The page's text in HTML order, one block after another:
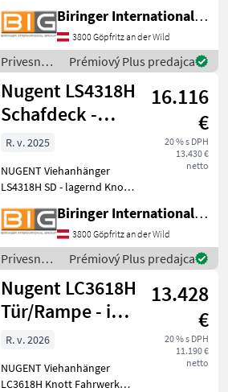
ZULAUF Knott Fahrwerk
und Auflaufbremse
Parabelblattfedern ***
Biringer International GmbH
3800 Göpfritz an der Wild
Privesné
vozíky /
Nugent
Prémiový Plus predajca
Nugent LS4318H
Schafdeck -
lagernd
16.116
€
20 % s DPH
13.430 €
netto
R. v. 2025
NUGENT Viehanhänger
LS4318H SD - lagernd Knott
Auflaufbremse
Parabelblattfedern
***Spezial-Federung
PARABOLIC EQUALIZER***
Rückfahrautomatik
Abschließba
Biringer International GmbH
3800 Göpfritz an der Wild
Privesné
vozíky /
Nugent
Prémiový Plus predajca
Nugent LC3618H
Tür/Rampe - im
Zulauf
13.428
€
20 % s DPH
11.190 €
netto
R. v. 2026
NUGENT Viehanhänger
LC3618H Knott Fahrwerk